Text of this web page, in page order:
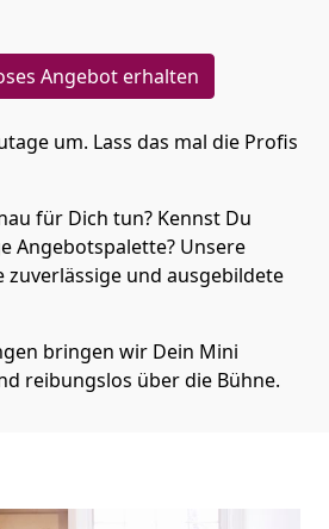
Angebot erhalten
um. Lass das mal die Profis
für Dich tun? Kennst Du
Angebotspalette? Unsere
und ausgebildete
bringen wir Dein Mini
reibungslos über die Bühne.